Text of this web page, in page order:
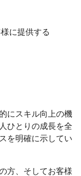
に提供する
にスキル向上の機
ひとりの成長を全
を明確に示してい
方、そしてお客様